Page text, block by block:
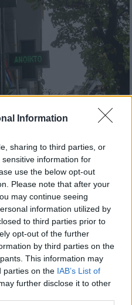
Information
sharing to third parties, or
information for
use the below opt-out
Please note that after your
may continue seeing
information utilized by
to third parties prior to
opt-out of the further
by third parties on the
This information may
parties on the IAB’s List of
further disclose it to other
στη Google
έλαβε χώρα το
01) επί της οδού
ιστό της Αθήνας,
ο σταυρός ενός
και χτύπησε μια
στοσημείο
παρέλαβε την